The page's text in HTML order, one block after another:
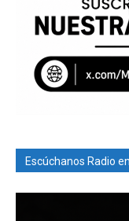
Escúchanos Radio